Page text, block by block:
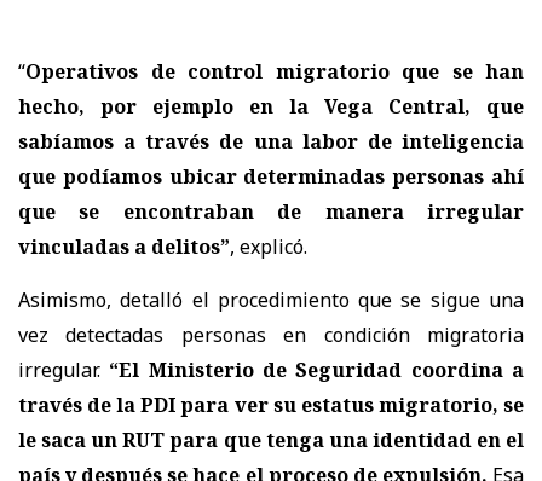
“Operativos de control migratorio que se han
hecho, por ejemplo en la Vega Central, que
sabíamos a través de una labor de inteligencia
que podíamos ubicar determinadas personas ahí
que se encontraban de manera irregular
vinculadas a delitos”, explicó.
Asimismo, detalló el procedimiento que se sigue una
vez detectadas personas en condición migratoria
irregular. “El Ministerio de Seguridad coordina a
través de la PDI para ver su estatus migratorio, se
le saca un RUT para que tenga una identidad en el
país y después se hace el proceso de expulsión. Esa